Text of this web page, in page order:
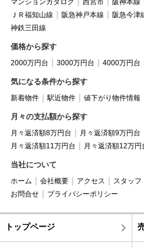
マンションカタログ 西宮市 阪神本線
ＪＲ福知山線
阪急神戸本線 阪急今津
神鉄三田線
価格から探す
2000万円台 3000万円台 4000万円台
気になる条件から探す
新着物件 駅近物件 値下がり物件情報
月々の支払額から探す
月々返済額8万円台 月々返済額9万円台
月々返済額11万円台
月々返済額12万円
当社について
ホーム 会社概要 アクセス スタッフ
お問合せ
プライバシーポリシー
トップページ